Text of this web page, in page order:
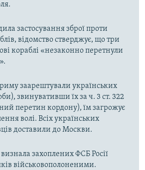
застосування зброї проти
відомство стверджує, що три
кораблі «незаконно перетнули
заарештували українських
звинувативши їх за ч. 3 ст. 322
перетин кордону), їм загрожує
волі. Всіх українських
доставили до Москви.
захоплених ФСБ Росії
військовополоненими.